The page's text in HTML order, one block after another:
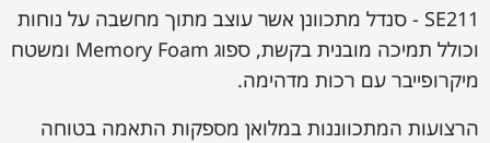
SE211 - סנדל מתכוונן אשר עוצב מתוך מחשבה על נוחות
וכולל תמיכה מובנית בקשת, ספוג Memory Foam ומשטח
מיקרופייבר עם רכות מדהימה.
הרצועות המתכווננות במלואן מספקות התאמה בטוחה